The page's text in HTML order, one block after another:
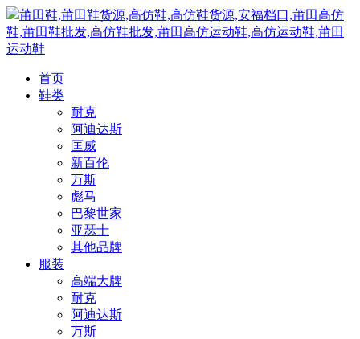
莆田鞋,莆田鞋货源,高仿鞋,高仿鞋货源,安福档口,莆田高仿
鞋,莆田鞋批发,高仿鞋批发,莆田高仿运动鞋,高仿运动鞋,莆田
运动鞋
首页
鞋类
耐克
阿迪达斯
匡威
新百伦
万斯
彪马
巴黎世家
亚瑟士
其他品牌
服装
高端大牌
耐克
阿迪达斯
万斯